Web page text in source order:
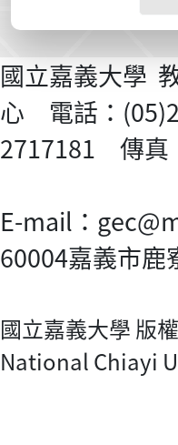
國立嘉義大學
心 電話：
2717181 傳真
E-mail：
60004嘉義市鹿
國立嘉義大學 版
National Chiayi